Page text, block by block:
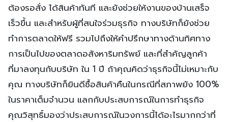
ต้องรอสั่ง ได้สินค้าทันที และยังช่วยให้งานของบ้านเสร็จ
เร็วขึ้น และสำหรับผู้ที่สนใจร่วมธุรกิจ ทางบริษัทก็ยังช่วย
ทำการตลาดให้ฟรี รวมไปถึงให้คำปรึกษาทางด้านทิศทาง
การเป็นไปของตลาดอสังหาริมทรัพย์ และที่สำคัญลูกค้า
ที่มาลงทุนกับบริษัท ใน 1 ปี ถ้าคุณคิดว่าธุรกิจนี้ไม่เหมาะกับ
คุณ ทางบริษัทก็ยินดีซื้อสินค้าคืนในกรณีที่สภาพยัง 100%
ในราคาเต็มจำนวน แลกกับประสบการณ์ในการทำธุรกิจ
คุณวิสุทธิ์มองว่าประสบการณ์ในวงการนี้ได้อะไรมากกว่าที่